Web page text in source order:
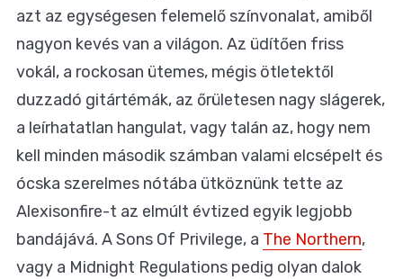
azt az egységesen felemelő színvonalat, amiből
nagyon kevés van a világon. Az üdítően friss
vokál, a rockosan ütemes, mégis ötletektől
duzzadó gitártémák, az őrületesen nagy slágerek,
a leírhatatlan hangulat, vagy talán az, hogy nem
kell minden második számban valami elcsépelt és
ócska szerelmes nótába ütköznünk tette az
Alexisonfire-t az elmúlt évtized egyik legjobb
bandájává. A Sons Of Privilege, a The Northern,
vagy a Midnight Regulations pedig olyan dalok